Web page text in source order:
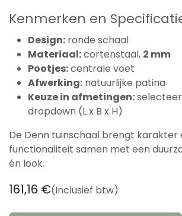
Kenmerken en
Design: ronde schaal
Materiaal:cortenstaal, 2 mm
Pootjes:centrale voet
Afwerking: natuurlijke patina
Keuze in afmetingen:
dropdown (L x B x H)
De Denn tuinschaal brengt karakter
functionaliteit samen met een
én look.
161,16 €(Inclusief btw)